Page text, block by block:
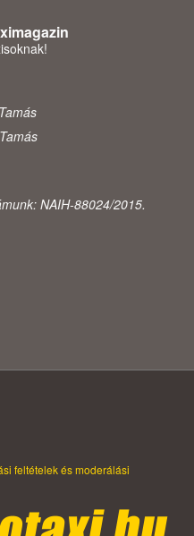
NAIH-88024/2015.
feltételek és moderálási